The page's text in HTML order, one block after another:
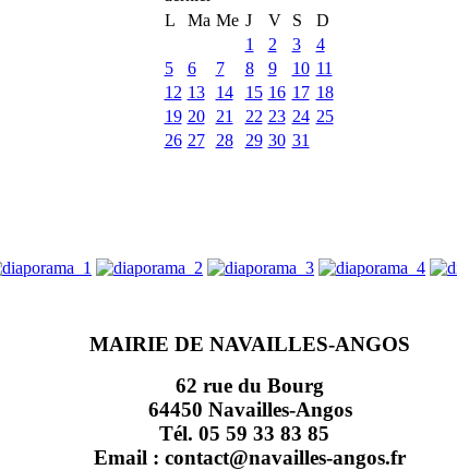
L
Ma Me J V S
D
1
2 3
4
5
6 7 8 9 10 11
12 13 14 15 16 17 18
19 20 21 22 23 24 25
26 27 28 29 30 31
MAIRIE DE NAVAILLES-ANGOS
62 rue du Bourg
64450 Navailles-Angos
Tél. 05 59 33 83 85
Email : contact@navailles-angos.fr